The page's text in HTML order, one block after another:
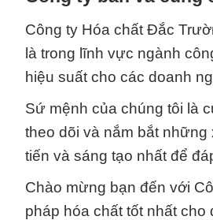
Công ty Hóa chất Đắc
là trong lĩnh vực ngành
hiệu suất cho các doanh
Sứ mệnh của chúng tôi là
theo dõi và nắm bắt
tiến và sáng tạo nhất để
Chào mừng bạn đến với
pháp hóa chất tốt nhất